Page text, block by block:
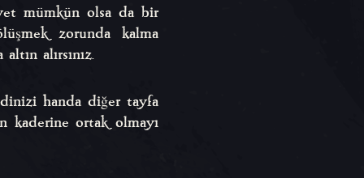
mümkün olsa da bir
zorunda kalma
alırsınız.
handa diğer tayfa
kaderine ortak olmayı